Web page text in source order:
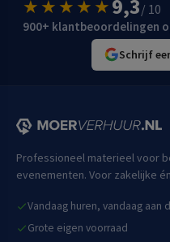
★★★★★9,3/ 10
900+ klantbeoordelingen
Schrijf
Professioneel materieel voor
evenementen. Voor zakelijke
Vandaag huren, vandaag aan
Grote eigen voorraad